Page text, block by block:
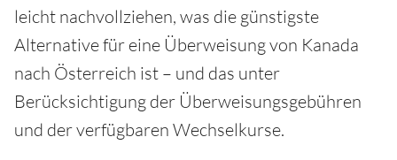
leicht nachvollziehen, was die günstigste
Alternative für eine Überweisung von Kanada
nach Österreich ist – und das unter
Berücksichtigung der Überweisungsgebühren
und der verfügbaren Wechselkurse.